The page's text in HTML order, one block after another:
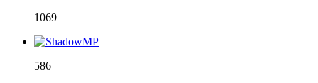
1069
586